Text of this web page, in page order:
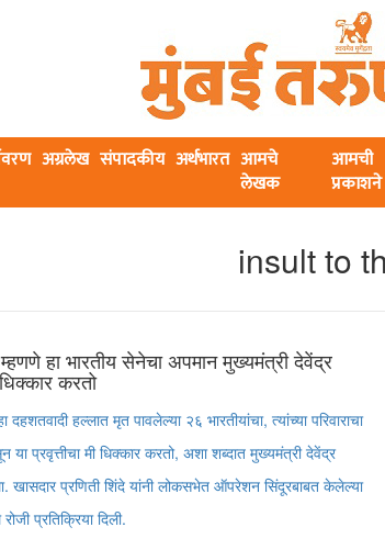
अग्रलेख संपादकीय अर्थभारत आमचे
लेखक
आमची
प्रकाशने
insult to
हा भारतीय सेनेचा अपमान मुख्यमंत्री देवेंद्र
करतो
हल्लात मृत पावलेल्या २६ भारतीयांचा, त्यांच्या परिवाराचा
प्रवृत्तीचा मी धिक्कार करतो, अशा शब्दात मुख्यमंत्री देवेंद्र
खासदार प्रणिती शिंदे यांनी लोकसभेत ऑपरेशन सिंदूरबाबत केलेल्या
प्रतिक्रिया दिली.